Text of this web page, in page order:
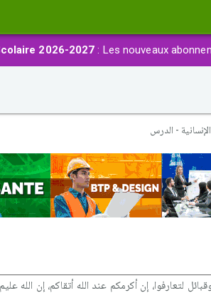
2026-2027 : Les nouveaux
- الدرس
لتعارفوا، إن أكرمكم عند الله أتقاكم، إن الله